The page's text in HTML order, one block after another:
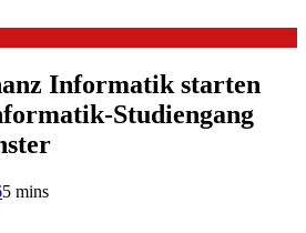
Informatik starten
Studiengang
5 mins